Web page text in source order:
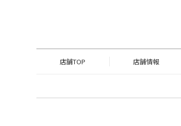
店舗TOP 店舗情報